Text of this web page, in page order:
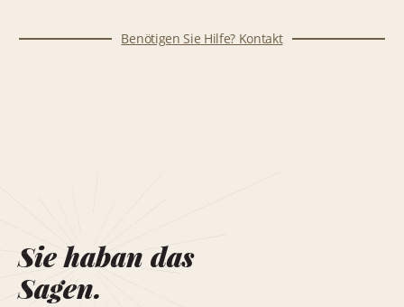
Benötigen Sie Hilfe? Kontakt
Sie haban das
Sagen.